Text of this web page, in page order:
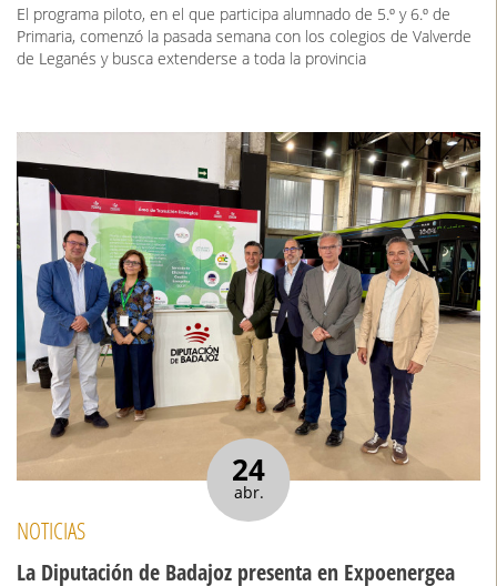
El programa piloto, en el que participa alumnado de 5.º y 6.º de
Primaria, comenzó la pasada semana con los colegios de Valverde
de Leganés y busca extenderse a toda la provincia
24
abr.
NOTICIAS
La Diputación de Badajoz presenta en Expoenergea